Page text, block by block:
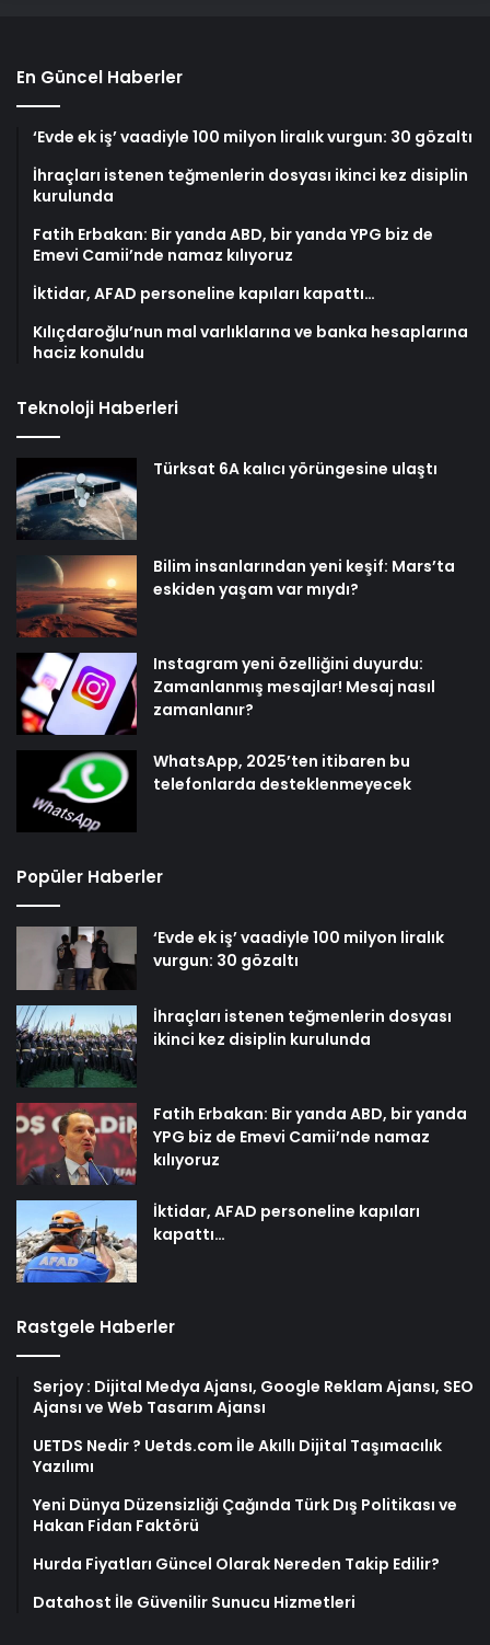
En Güncel Haberler
‘Evde ek iş’ vaadiyle 100 milyon liralık vurgun: 30 gözaltı
İhraçları istenen teğmenlerin dosyası ikinci kez disiplin
kurulunda
Fatih Erbakan: Bir yanda ABD, bir yanda YPG biz de
Emevi Camii’nde namaz kılıyoruz
İktidar, AFAD personeline kapıları kapattı…
Kılıçdaroğlu’nun mal varlıklarına ve banka hesaplarına
haciz konuldu
Teknoloji Haberleri
Türksat 6A kalıcı yörüngesine ulaştı
Bilim insanlarından yeni keşif: Mars’ta
eskiden yaşam var mıydı?
Instagram yeni özelliğini duyurdu:
Zamanlanmış mesajlar! Mesaj nasıl
zamanlanır?
WhatsApp, 2025’ten itibaren bu
telefonlarda desteklenmeyecek
Popüler Haberler
‘Evde ek iş’ vaadiyle 100 milyon liralık
vurgun: 30 gözaltı
İhraçları istenen teğmenlerin dosyası
ikinci kez disiplin kurulunda
Fatih Erbakan: Bir yanda ABD, bir yanda
YPG biz de Emevi Camii’nde namaz
kılıyoruz
İktidar, AFAD personeline kapıları
kapattı…
Rastgele Haberler
Serjoy : Dijital Medya Ajansı, Google Reklam Ajansı, SEO
Ajansı ve Web Tasarım Ajansı
UETDS Nedir ? Uetds.com İle Akıllı Dijital Taşımacılık
Yazılımı
Yeni Dünya Düzensizliği Çağında Türk Dış Politikası ve
Hakan Fidan Faktörü
Hurda Fiyatları Güncel Olarak Nereden Takip Edilir?
Datahost İle Güvenilir Sunucu Hizmetleri